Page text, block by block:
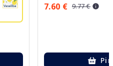
7.60 € 9.77 €